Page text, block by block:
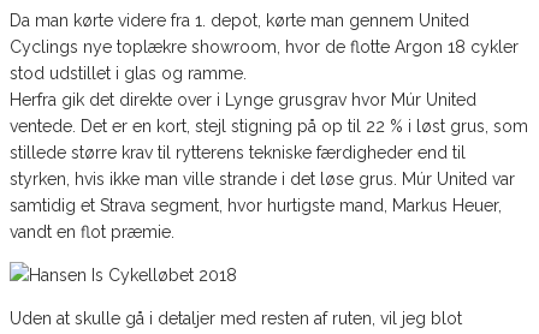
Da man kørte videre fra 1. depot, kørte man gennem United
Cyclings nye toplækre showroom, hvor de flotte Argon 18 cykler
stod udstillet i glas og ramme.
Herfra gik det direkte over i Lynge grusgrav hvor Múr United
ventede. Det er en kort, stejl stigning på op til 22 % i løst grus, som
stillede større krav til rytterens tekniske færdigheder end til
styrken, hvis ikke man ville strande i det løse grus. Múr United var
samtidig et Strava segment, hvor hurtigste mand, Markus Heuer,
vandt en flot præmie.
Uden at skulle gå i detaljer med resten af ruten, vil jeg blot